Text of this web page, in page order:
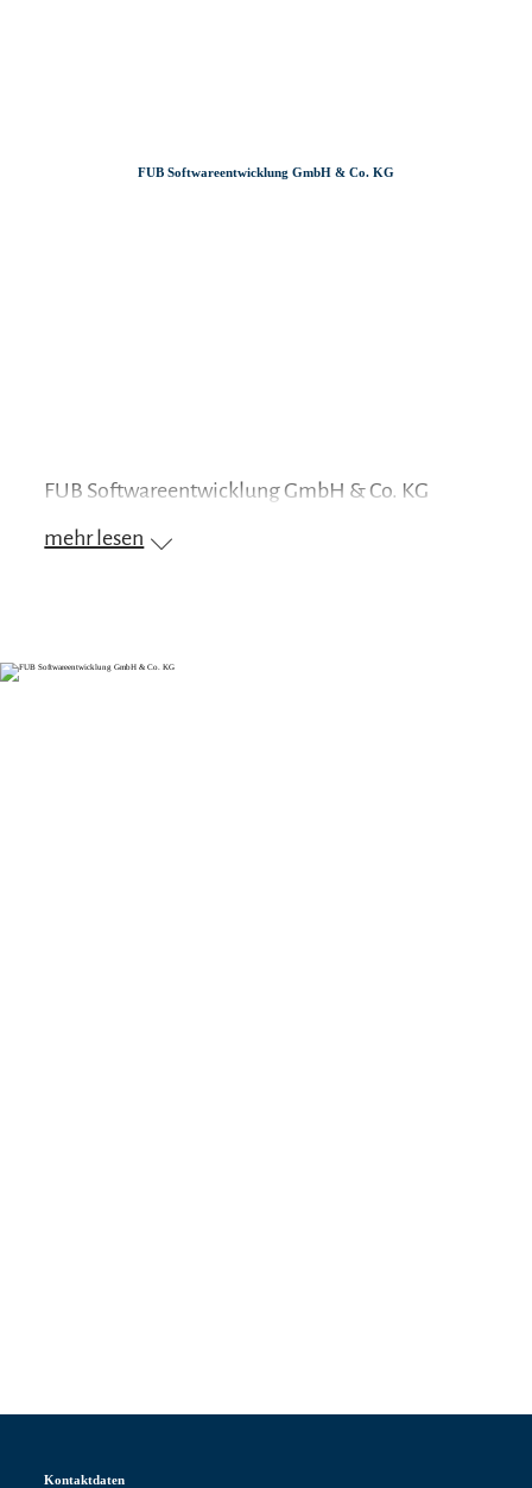
FUB Softwareentwicklung GmbH & Co. KG
FUB Softwareentwicklung GmbH & Co. KG
mehr lesen
Kontaktdaten